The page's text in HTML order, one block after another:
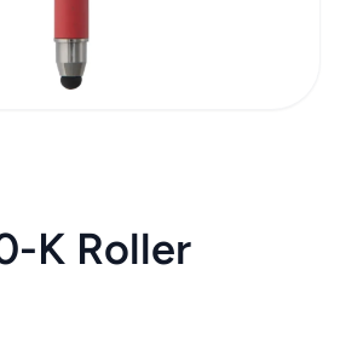
K Roller